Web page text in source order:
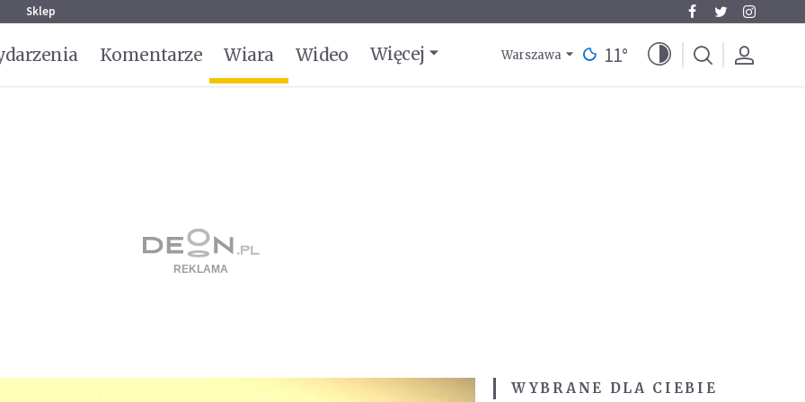
Sklep
Komentarze Wiara Wideo Więcej Warszawa 11°
WYBRANE DLA CIEBIE